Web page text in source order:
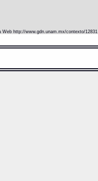
http://www.gdn.unam.mx/contexto/12831